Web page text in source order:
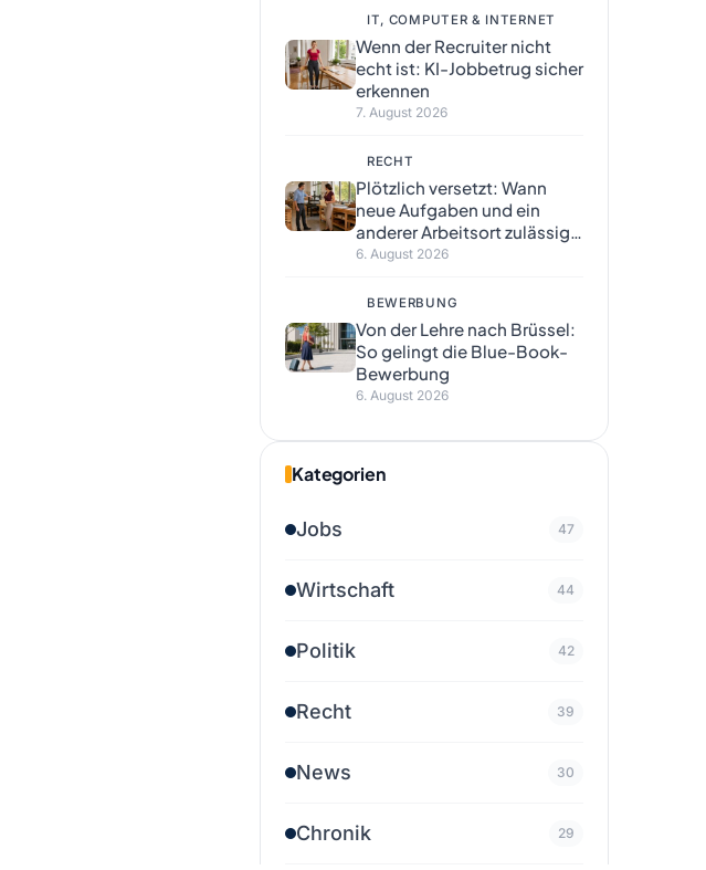
IT, COMPUTER & INTERNET
Wenn der Recruiter nicht
echt ist: KI-Jobbetrug sicher
erkennen
7. August 2026
RECHT
Plötzlich versetzt: Wann
neue Aufgaben und ein
anderer Arbeitsort zulässig
sind
6. August 2026
BEWERBUNG
Von der Lehre nach Brüssel:
So gelingt die Blue-Book-
Bewerbung
6. August 2026
Kategorien
Jobs 47
Wirtschaft 44
Politik 42
Recht 39
News 30
Chronik 29